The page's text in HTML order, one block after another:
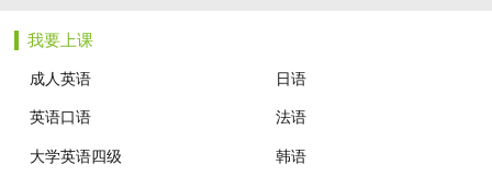
我要上课
成人英语 日语
英语口语 法语
大学英语四级 韩语